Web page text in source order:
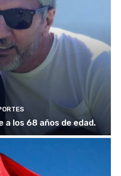
los 68 años de edad.